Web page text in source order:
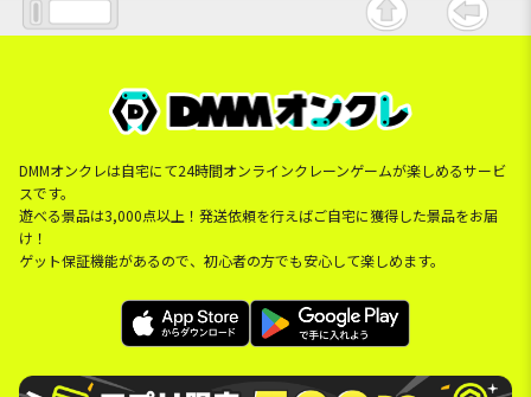
DMMオンクレは自宅にて24時間オンラインクレーンゲームが楽しめるサービ
スです。
遊べる景品は3,000点以上！発送依頼を行えばご自宅に獲得した景品をお届
け！
ゲット保証機能があるので、初心者の方でも安心して楽しめます。